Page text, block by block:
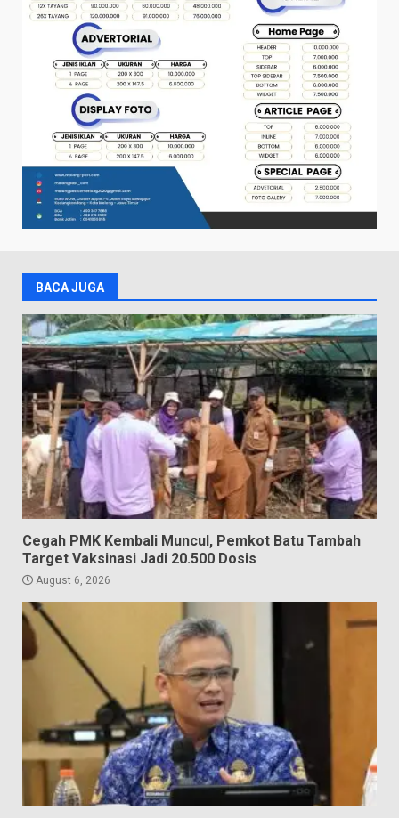
BACA JUGA
Cegah PMK Kembali Muncul, Pemkot Batu Tambah
Target Vaksinasi Jadi 20.500 Dosis
August 6, 2026